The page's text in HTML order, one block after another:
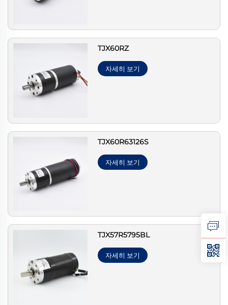
TJX60RZ
자세히 보기
TJX60R63126S
자세히 보기
TJX57R5795BL
자세히 보기